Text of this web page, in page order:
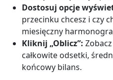
Dostosuj opcje
przecinku chcesz i czy
miesięczny
Kliknij „Oblicz”:
całkowite odsetki,
końcowy bilans.